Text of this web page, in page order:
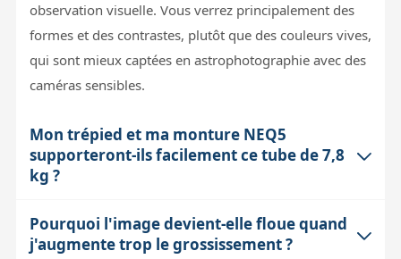
observation visuelle. Vous verrez principalement des
formes et des contrastes, plutôt que des couleurs vives,
qui sont mieux captées en astrophotographie avec des
caméras sensibles.
Mon trépied et ma monture NEQ5
supporteront-ils facilement ce tube de 7,8
kg ?
La monture NEQ5 est conçue pour une capacité de
charge jusqu'à 9 kg en observation visuelle, ce qui
Pourquoi l'image devient-elle floue quand
j'augmente trop le grossissement ?